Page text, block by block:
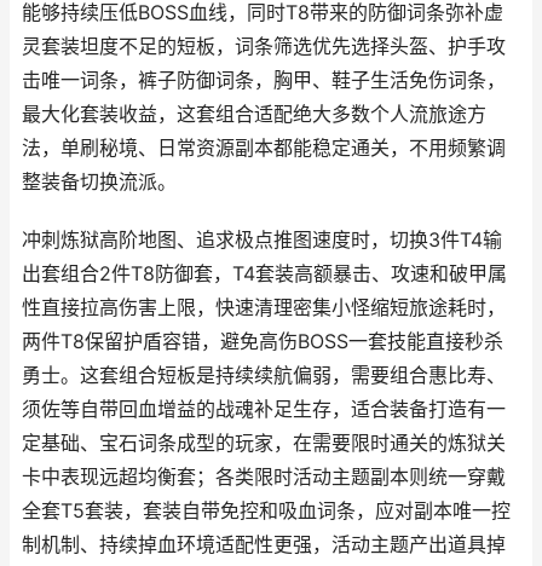
能够持续压低BOSS血线，同时T8带来的防御词条弥补虚
灵套装坦度不足的短板，词条筛选优先选择头盔、护手攻
击唯一词条，裤子防御词条，胸甲、鞋子生活免伤词条，
最大化套装收益，这套组合适配绝大多数个人流旅途方
法，单刷秘境、日常资源副本都能稳定通关，不用频繁调
整装备切换流派。
冲刺炼狱高阶地图、追求极点推图速度时，切换3件T4输
出套组合2件T8防御套，T4套装高额暴击、攻速和破甲属
性直接拉高伤害上限，快速清理密集小怪缩短旅途耗时，
两件T8保留护盾容错，避免高伤BOSS一套技能直接秒杀
勇士。这套组合短板是持续续航偏弱，需要组合惠比寿、
须佐等自带回血增益的战魂补足生存，适合装备打造有一
定基础、宝石词条成型的玩家，在需要限时通关的炼狱关
卡中表现远超均衡套；各类限时活动主题副本则统一穿戴
全套T5套装，套装自带免控和吸血词条，应对副本唯一控
制机制、持续掉血环境适配性更强，活动主题产出道具掉